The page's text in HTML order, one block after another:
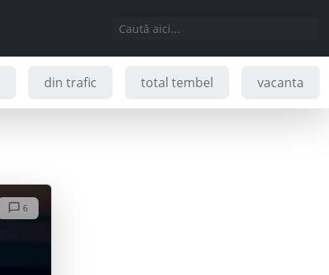
din trafic total tembel vacanta
6